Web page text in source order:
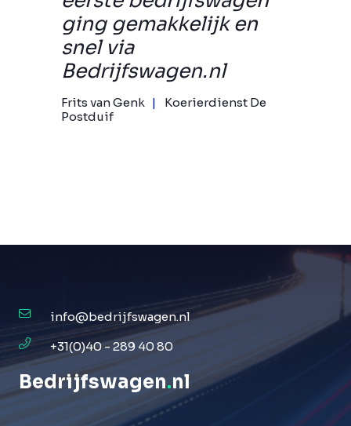
ging gemakkelijk en
snel via
Bedrijfswagen.nl
Frits van Genk
Koerierdienst De
Postduif
info@bedrijfswagen.nl
+31(0)40 - 289 40 80
Bedrijfswagen.nl